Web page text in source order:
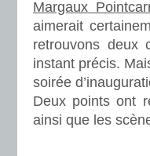
Margaux
aimerait
retrouvons deux
instant précis.
soirée
Deux points ont
ainsi que les